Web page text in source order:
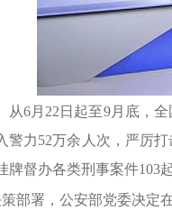
从6月22日起至9月底，
警力52万余人次，严厉
牌督办各类刑事案件103
部署，公安部党委决定